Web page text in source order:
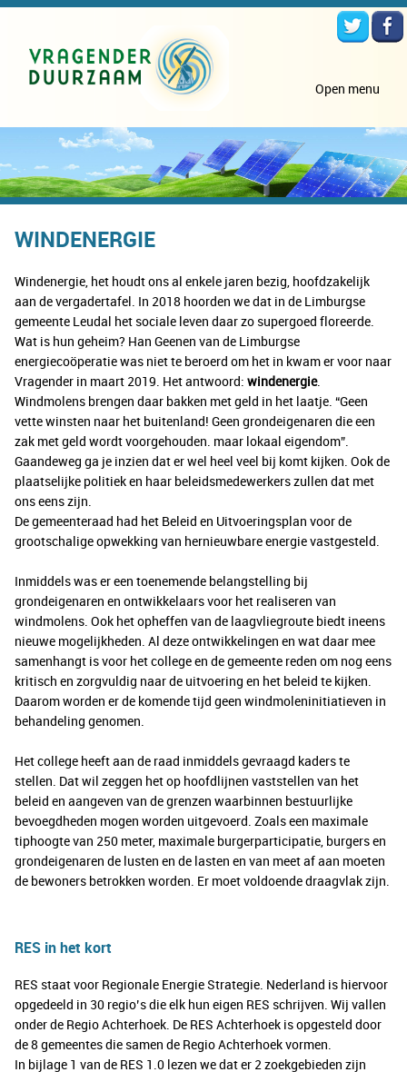
Open menu
WINDENERGIE
Windenergie, het houdt ons al enkele jaren bezig, hoofdzakelijk
aan de vergadertafel. In 2018 hoorden we dat in de Limburgse
gemeente Leudal het sociale leven daar zo supergoed floreerde.
Wat is hun geheim? Han Geenen van de Limburgse
energiecoöperatie was niet te beroerd om het in kwam er voor naar
Vragender in maart 2019. Het antwoord: windenergie.
Windmolens brengen daar bakken met geld in het laatje. “Geen
vette winsten naar het buitenland! Geen grondeigenaren die een
zak met geld wordt voorgehouden. maar lokaal eigendom”.
Gaandeweg ga je inzien dat er wel heel veel bij komt kijken. Ook de
plaatselijke politiek en haar beleidsmedewerkers zullen dat met
ons eens zijn.
De gemeenteraad had het Beleid en Uitvoeringsplan voor de
grootschalige opwekking van hernieuwbare energie vastgesteld.
Inmiddels was er een toenemende belangstelling bij
grondeigenaren en ontwikkelaars voor het realiseren van
windmolens. Ook het opheffen van de laagvliegroute biedt ineens
nieuwe mogelijkheden. Al deze ontwikkelingen en wat daar mee
samenhangt is voor het college en de gemeente reden om nog eens
kritisch en zorgvuldig naar de uitvoering en het beleid te kijken.
Daarom worden er de komende tijd geen windmoleninitiatieven in
behandeling genomen.
Het college heeft aan de raad inmiddels gevraagd kaders te
stellen. Dat wil zeggen het op hoofdlijnen vaststellen van het
beleid en aangeven van de grenzen waarbinnen bestuurlijke
bevoegdheden mogen worden uitgevoerd. Zoals een maximale
tiphoogte van 250 meter, maximale burgerparticipatie, burgers en
grondeigenaren de lusten en de lasten en van meet af aan moeten
de bewoners betrokken worden. Er moet voldoende draagvlak zijn.
RES in het kort
RES staat voor Regionale Energie Strategie. Nederland is hiervoor
opgedeeld in 30 regio’s die elk hun eigen RES schrijven. Wij vallen
onder de Regio Achterhoek. De RES Achterhoek is opgesteld door
de 8 gemeentes die samen de Regio Achterhoek vormen.
In bijlage 1 van de RES 1.0 lezen we dat er 2 zoekgebieden zijn